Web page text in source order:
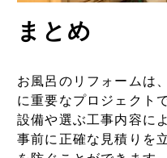
まとめ
お風呂のリフォームは
に重要なプロジェクト
設備や選ぶ工事内容に
事前に正確な見積りを